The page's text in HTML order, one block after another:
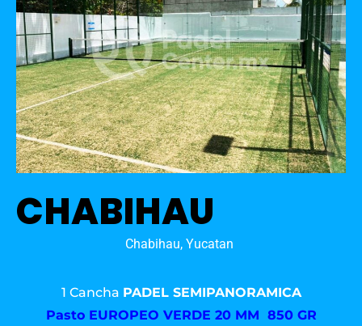
CHABIHAU
Chabihau, Yucatan
1 Cancha PADEL SEMIPANORAMICA
Pasto EUROPEO VERDE 20 MM 850 GR